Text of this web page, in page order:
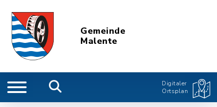
Gemeinde
Malente
Digitaler
Ortsplan